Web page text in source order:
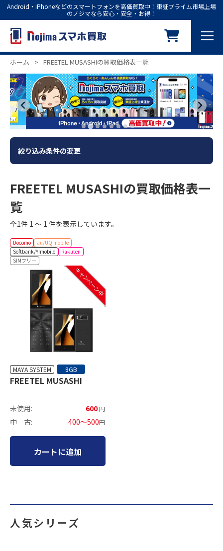
Android・iPhoneなどのスマートフォンを高価買取中！東証プライム市場上場
のノジマなら安心・安全・お得！
ホーム > FREETEL MUSASHIの買取価格表一覧
絞り込み条件の変更
FREETEL MUSASHIの買取価格表一
覧
全1件 1 ～ 1 件を表示しています。
Docomo
au/UQ mobile
Softbank/Y!mobile
Rakuten
SIMフリー
キャンペーン中
MAYA SYSTEM 8GB
FREETEL MUSASHI
未使用: 600円
中 古: 400～500円
カートに追加
人気シリーズ